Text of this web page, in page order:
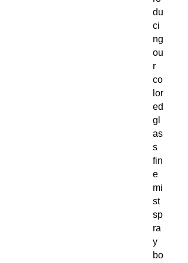
du
ci
ng
ou
r
co
lor
ed
gl
as
s
fin
e
mi
st
sp
ra
y
bo